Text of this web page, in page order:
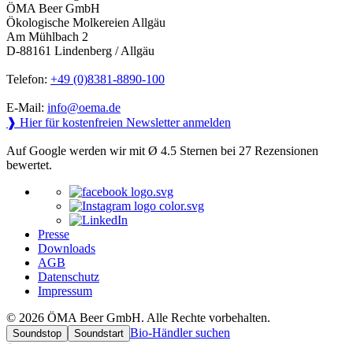
ÖMA Beer GmbH
Ökologische Molkereien Allgäu
Am Mühlbach 2
D-88161 Lindenberg / Allgäu
Telefon: +49 (0)8381-8890-100
E-Mail: info@oema.de
❱ Hier für kostenfreien Newsletter anmelden
Auf Google werden wir mit Ø 4.5 Sternen bei 27 Rezensionen
bewertet.
Presse
Downloads
AGB
Datenschutz
Impressum
© 2026 ÖMA Beer GmbH. Alle Rechte vorbehalten.
Soundstop Soundstart Bio-Händler suchen